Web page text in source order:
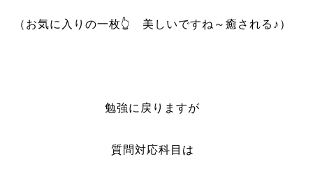
（お気に入りの一枚👆 美しいですね～癒される♪）
勉強に戻りますが
質問対応科目は